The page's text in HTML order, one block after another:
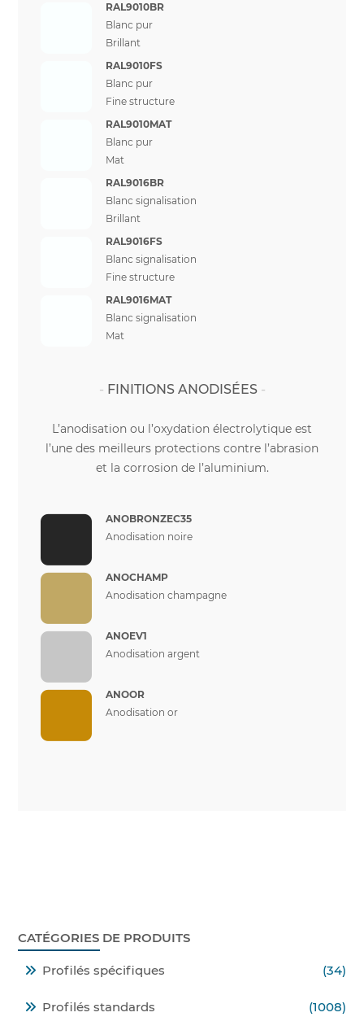
RAL9010BR
Blanc pur
Brillant
RAL9010FS
Blanc pur
Fine structure
RAL9010MAT
Blanc pur
Mat
RAL9016BR
Blanc signalisation
Brillant
RAL9016FS
Blanc signalisation
Fine structure
RAL9016MAT
Blanc signalisation
Mat
FINITIONS ANODISÉES
L’anodisation ou l’oxydation électrolytique est
l’une des meilleurs protections contre l’abrasion
et la corrosion de l’aluminium.
ANOBRONZEC35
Anodisation noire
ANOCHAMP
Anodisation champagne
ANOEV1
Anodisation argent
ANOOR
Anodisation or
CATÉGORIES DE PRODUITS
Profilés spécifiques (34)
Profilés standards (1008)